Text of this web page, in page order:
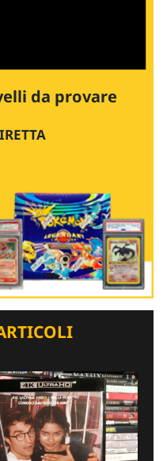
da provare